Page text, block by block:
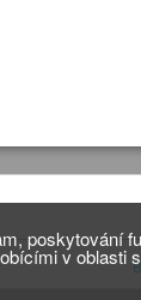
poskytování
v oblasti